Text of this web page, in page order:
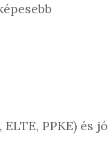
PPKE) és jó